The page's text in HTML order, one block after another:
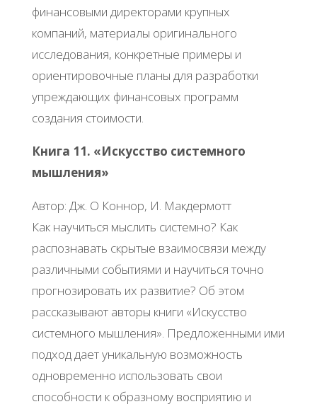
финансовыми директорами крупных
компаний, материалы оригинального
исследования, конкретные примеры и
ориентировочные планы для разработки
упреждающих финансовых программ
создания стоимости.
Книга 11. «Искусство системного
мышления»
Автор: Дж. О Коннор, И. Макдермотт
Как научиться мыслить системно? Как
распознавать скрытые взаимосвязи между
различными событиями и научиться точно
прогнозировать их развитие? Об этом
рассказывают авторы книги «Искусство
системного мышления». Предложенными ими
подход дает уникальную возможность
одновременно использовать свои
способности к образному восприятию и